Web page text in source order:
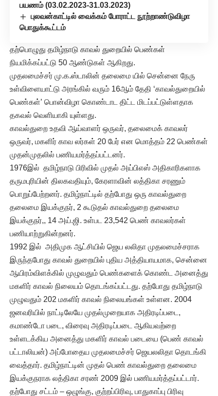
பயணம் (03.02.2023-31.03.2023)
புலவன்காட்டில் வைக்கம் போராட்ட நூற்றாண்டுவிழா
பொதுக்கூட்டம்
தற்பொழுது தமிழ்நாடு காவல் துறையில் பெண்கள்
நியமிக்கப்பட்டு 50 ஆண்டுகள் ஆகிறது.
முதலமைச்சர் மு.க.ஸ்டாலின் தலைமை யில் சென்னை நேரு
உள்விளையாட்டு அரங்கில் வரும் 16ஆம் தேதி ‘காவல்துறையில்
பெண்கள்’ பொன்விழா கொண்டாட திட்ட மிடப்பட்டுள்ளதாக
தகவல் வெளியாகி யுள்ளது.
காவல்துறை உதவி ஆய்வாளர் ஒருவர், தலைமைக் காவலர்
ஒருவர், மகளிர் காவ லர்கள் 20 பேர் என மொத்தம் 22 பெண்கள்
முதன்முதலில் பணியமர்த்தப்பட்டனர்.
1976இல் தமிழ்நாடு பிரிவில் முதல் அய்பிஎஸ் அதிகாரிகளாக
தருமபுரியின் திலகவதியும், கேரளாவின் லத்திகா சரணும்
பொறுப்பேற்றனர். தமிழ்நாட்டில் தற்போது ஒரு காவல்துறை
தலைமை இயக்குநர், 2 கூடுதல் காவல்துறை தலைமை
இயக்குநர்,, 14 அய்.ஜி. உள்பட 23,542 பெண் காவலர்கள்
பணியாற்றுகின்றனர்.
1992 இல் அதிமுக ஆட்சியில் ஜெய லலிதா முதலமைச்சராக
இருந்தபோது காவல் துறையில் புதிய அத்தியாயமாக, சென்னை
ஆயிரம்விளக்கில் முழுவதும் பெண்களைக் கொண்ட அனைத்து
மகளிர் காவல் நிலையம் தொடங்கப்பட்டது. தற்போது தமிழ்நாடு
முழுவதும் 202 மகளிர் காவல் நிலையங்கள் உள்ளன. 2004
ஜனவரியில் நாட்டிலேயே முதல்முறையாக அதிரடிப்படை,
கமாண்டோ படை, விரைவு அதிரடிப்படை ஆகியவற்றை
உள்ளடக்கிய அனைத்து மகளிர் காவல் படையை (பெண் காவல்
பட்டாலியன்) அப்போதைய முதலமைச்சர் ஜெயலலிதா தொடங்கி
வைத்தார். தமிழ்நாட்டின் முதல் பெண் காவல்துறை தலைமை
இயக்குநராக லத்திகா சரண் 2009 இல் பணியமர்த்தப்பட்டார்.
தற்போது சட்டம் – ஒழுங்கு, குற்றப்பிரிவு, பாதுகாப்பு பிரிவு